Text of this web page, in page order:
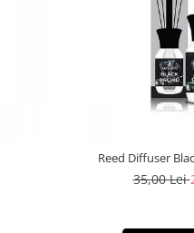
Reed Diffuser
35,00 Lei